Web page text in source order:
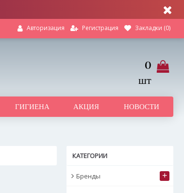
Авторизация Регистрация Закладки (0)
0
шт
ГИГИЕНА АКЦИЯ НОВОСТИ
КАТЕГОРИИ
Бренды +